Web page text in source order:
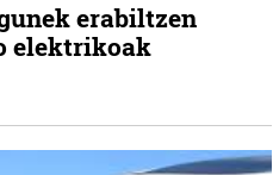
erabiltzen
elektrikoak